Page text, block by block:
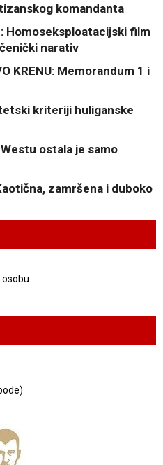
komandanta
Homoseksploatacijski film
narativ
KRENU: Memorandum 1 i
kriteriji huliganske
Westu ostala je samo
zamršena i duboko
osobu